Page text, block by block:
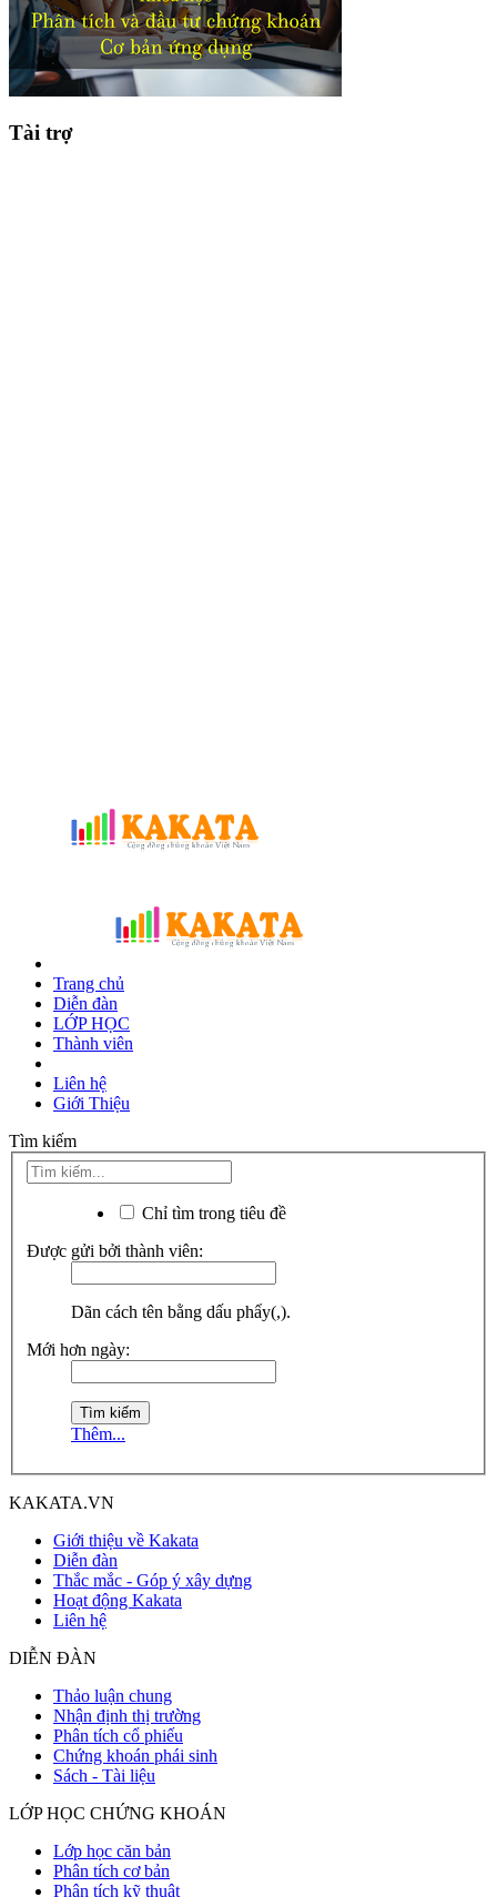
Tài trợ
Trang chủ
Diễn đàn
LỚP HỌC
Thành viên
Liên hệ
Giới Thiệu
Tìm kiếm
Chỉ tìm trong tiêu đề
Được gửi bởi thành viên:
Dãn cách tên bằng dấu phẩy(,).
Mới hơn ngày:
Thêm...
KAKATA.VN
Giới thiệu về Kakata
Diễn đàn
Thắc mắc - Góp ý xây dựng
Hoạt động Kakata
Liên hệ
DIỄN ĐÀN
Thảo luận chung
Nhận định thị trường
Phân tích cổ phiếu
Chứng khoán phái sinh
Sách - Tài liệu
LỚP HỌC CHỨNG KHOÁN
Lớp học căn bản
Phân tích cơ bản
Phân tích kỹ thuật